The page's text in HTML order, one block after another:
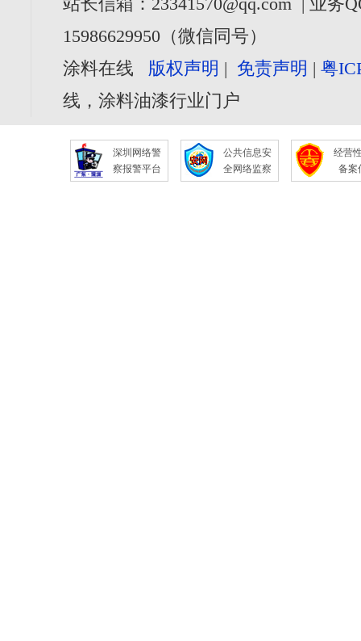
15986629950（微信同号）
涂料在线 版权声明 | 免责声明 |粤
线，涂料油漆行业门户
深圳网络警
察报警平台
公共信息安
全网络监察
经营
备案